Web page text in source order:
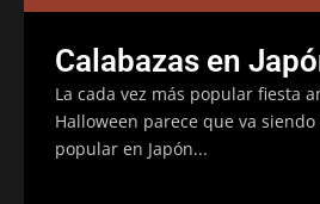
Calabazas en
La cada vez más popular fiesta
Halloween parece que va siendo
popular en Japón...